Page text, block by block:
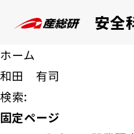
安全
ホーム
和田 有司
検索:
固定ページ